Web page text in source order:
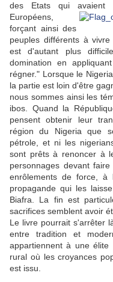
des Etats qui avaient
Européens,
forçant ainsi des
peuples différents à
est d'autant plus
domination en
régner." Lorsque le
la partie est loin d'être
nous sommes ainsi les
ibos. Quand la
pensent obtenir leur
région du Nigeria que
pétrole, et ni les
sont prêts à renoncer à
personnages devant
enrôlements de force,
propagande qui les
Biafra. La fin est
sacrifices semblent avoir
Le livre pourrait s'arrêter
entre tradition et
appartiennent à une
rural où les croyances
est issu.